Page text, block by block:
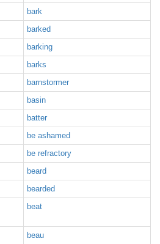
bark
barked
barking
barks
barnstormer
basin
batter
be ashamed
be refractory
beard
bearded
beat
beau